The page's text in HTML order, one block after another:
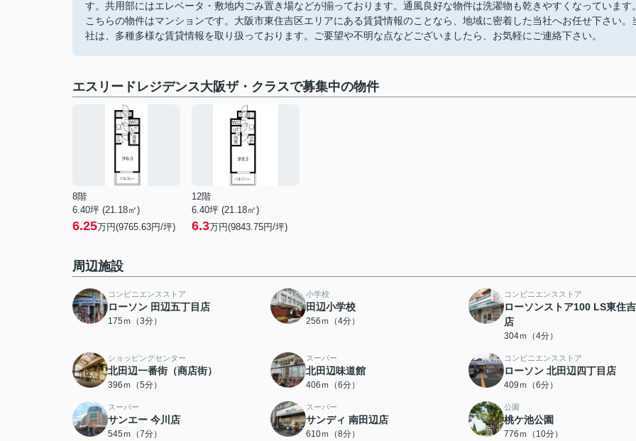
す。共用部にはエレベータ・敷地内ごみ置き場などが揃っております。通風良好な物件は洗濯物も乾きやすくなっています
こちらの物件はマンションです。大阪市東住吉区エリアにある賃貸情報のことなら、地域に密着した当社へお任せ下さい。
社は、多種多様な賃貸情報を取り扱っております。ご要望や不明な点などございましたら、お気軽にご連絡下さい。
エスリードレジデンス大阪ザ・クラスで募集中の物件
8階
6.40坪 (21.18㎡)
6.25万円(9765.63円/坪)
12階
6.40坪 (21.18㎡)
6.3万円(9843.75円/坪)
周辺施設
コンビニエンスストア
ローソン 田辺五丁目店
175ｍ（3分）
小学校
田辺小学校
256ｍ（4分）
コンビニエンスストア
ローソンストア100 LS東住
店
304ｍ（4分）
ショッピングセンター
北田辺一番街（商店街）
396ｍ（5分）
スーパー
北田辺味道館
406ｍ（6分）
コンビニエンスストア
ローソン 北田辺四丁目店
409ｍ（6分）
スーパー
サンエー 今川店
545ｍ（7分）
スーパー
サンディ 南田辺店
610ｍ（8分）
公園
桃ケ池公園
776ｍ（10分）